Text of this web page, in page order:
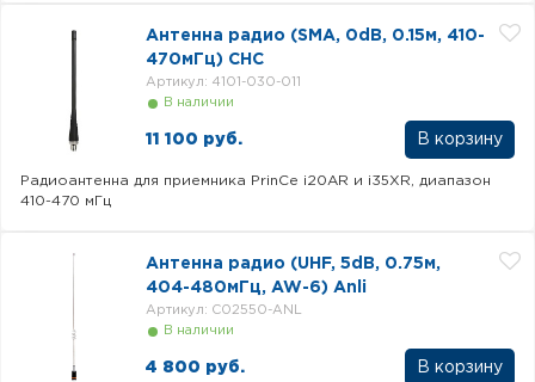
Антенна радио (SMA, 0dB, 0.15м, 410-
470мГц) CHC
В наличии
Артикул: 4101-030-011
11 100 руб.
Радиоантенна для приемника PrinCe i20AR и i35XR, диапазон
410-470 мГц
Антенна радио (UHF, 5dB, 0.75м,
404-480мГц, AW-6) Anli
В наличии
Артикул: C02550-ANL
4 800 руб.